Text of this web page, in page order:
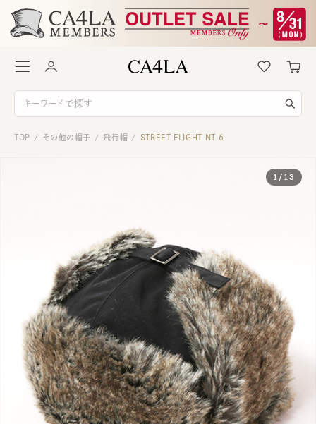
TOP / その他の帽子 / 飛行帽 / STREET FLIGHT NT 6
1 / 13